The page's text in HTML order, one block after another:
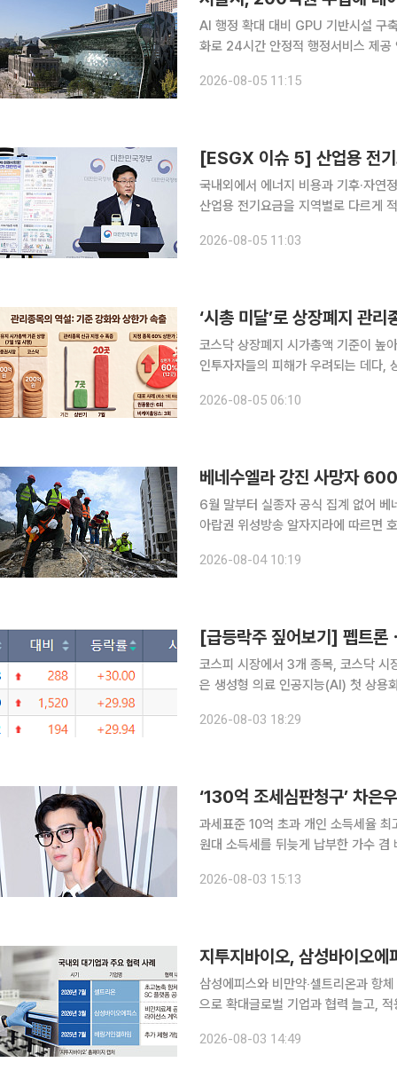
AI 행정 확대 대비 GPU 기반시설 구
화로 24시간 안정적 행정서비스 제공 인공지능(AI)가 민원을 분석하고 도시를 예측하는 AI 행정이
원 규모의 '2026년 정보자원 통합구
2026-08-05 11:15
[ESGX 이슈 5] 산업용 전기
국내외에서 에너지 비용과 기후·자연
산업용 전기요금을 지역별로 다르게
너지 지원금 회수에 제동을 걸었다.
2026-08-05 11:03
코스닥 상장폐지 시가총액 기준이 높
인투자자들의 피해가 우려되는 데다,
시가총액 기준이 유가증권시장 300
2026-08-05 06:10
베네수엘라 강진 사망자
6월 말부터 실종자 공식 집계 없어 베네수엘라 강진 사망자가 6000명을 넘어섰다. 3일(현지시간)
아랍권 위성방송 알자지라에 따르면
는 공개되지 않았다. 베네수엘라 정
2026-08-04 10:19
코스피 시장에서 3개 종목, 코스닥 시
은 생성형 의료 인공지능(AI) 첫 상용
국거래소에 따르면 이날 코스피 시장
2026-08-03 18:29
‘130억 조세심판청구’ 차은
과세표준 10억 초과 개인 소득세율 최
원대 소득세를 뒤늦게 납부한 가수
이 나온다. 3일 조세 전문 변호사
2026-08-03 15:13
지투지바이오, 삼성바이오에
삼성에피스와 비만약‧셀트리온과 항
으로 확대글로벌 기업과 협력 늘고, 적용 분야는 더 넓어져 지투
심에서 항체의약품까지 넓히며 플랫
2026-08-03 14:49